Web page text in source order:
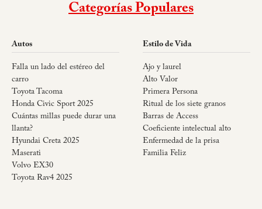
Categorías Populares
Autos
Falla un lado del estéreo del
carro
Toyota Tacoma
Honda Civic Sport 2025
Cuántas millas puede durar una
llanta?
Hyundai Creta 2025
Maserati
Volvo EX30
Toyota Rav4 2025
Estilo de Vida
Ajo y laurel
Alto Valor
Primera Persona
Ritual de los siete granos
Barras de Access
Coeficiente intelectual alto
Enfermedad de la prisa
Familia Feliz